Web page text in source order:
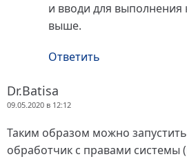
и вводи для
выше.
Ответить
Dr.Batisa
09.05.2020 в 12:12
Таким образом можно
обработчик с правами